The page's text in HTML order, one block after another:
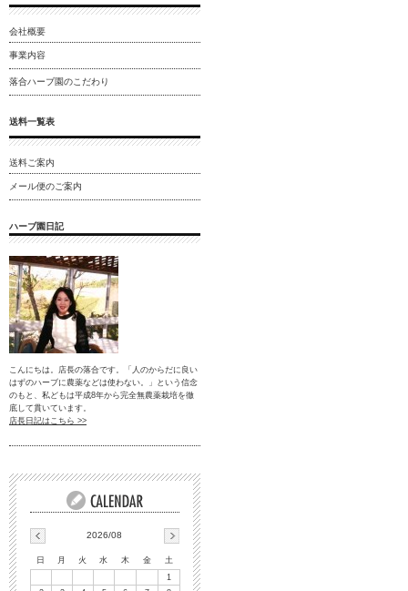
会社概要
事業内容
落合ハーブ園のこだわり
送料一覧表
送料ご案内
メール便のご案内
ハーブ園日記
こんにちは。店長の落合です。「人のからだに良い
はずのハーブに農薬などは使わない。」という信念
のもと、私どもは平成8年から完全無農薬栽培を徹
底して貫いています。
店長日記はこちら >>
2026/08
日 月 火 水 木 金
土
1